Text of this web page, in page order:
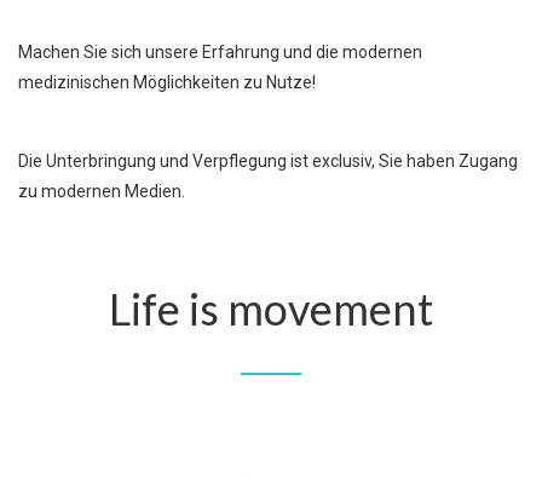
Machen Sie sich unsere Erfahrung und die modernen
medizinischen Möglichkeiten zu Nutze!
Die Unterbringung und Verpflegung ist exclusiv, Sie haben Zugang
zu modernen Medien.
Life is movement